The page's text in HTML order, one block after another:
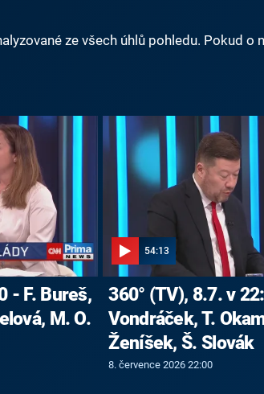
ze všech úhlů pohledu. Pokud o
- F. Bureš,
M. O.
54:13
360° (TV), 8.7. v
Vondráček, T.
Ženíšek, Š. Slovák
8. července 2026 22:00